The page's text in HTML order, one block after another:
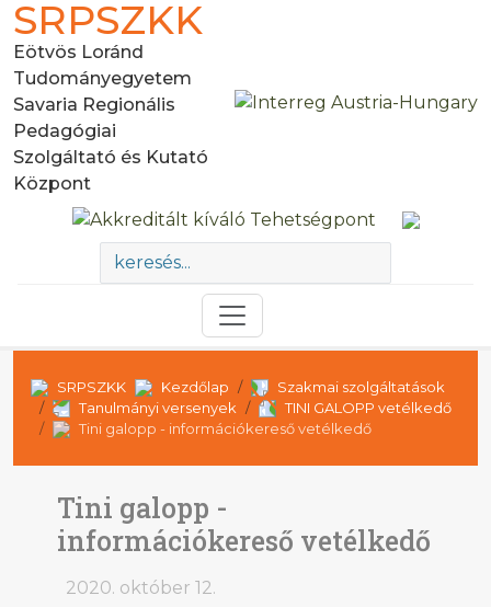
SRPSZKK
Eötvös Loránd
Tudományegyetem
Savaria Regionális
Pedagógiai
Szolgáltató és Kutató
Központ
SRPSZKK Kezdőlap
Szakmai szolgáltatások
Tanulmányi versenyek
TINI GALOPP vetélkedő
Tini galopp - információkereső vetélkedő
Tini galopp -
információkereső vetélkedő
2020. október 12.